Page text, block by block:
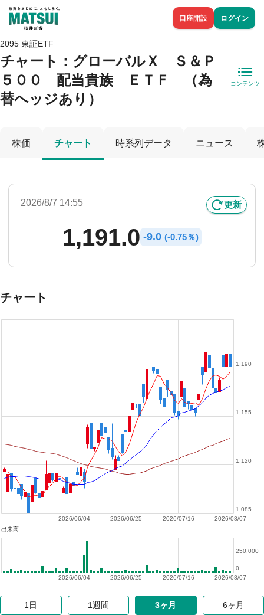
口座開設 ログイン
2095 東証ETF
チャート： グローバルＸ Ｓ＆Ｐ
５００ 配当貴族 ＥＴＦ （為
替ヘッジあり）
コンテンツ
株価 チャート 時系列データ ニュース
2026/8/7 14:55 更新
1,191.0 -9.0 (-0.75％)
チャート
2026/08/07
2026/07/16
2026/06/25
2026/06/04
1,085
1,120
1,155
1,190
出来高
2026/08/07
2026/07/16
2026/06/25
2026/06/04
0
250,000
1日 1週間 3ヶ月 6ヶ月